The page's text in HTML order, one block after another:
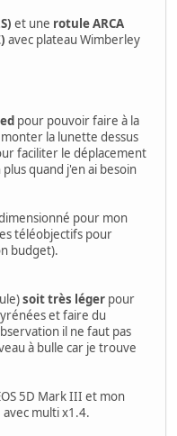
et une rotule ARCA
avec plateau Wimberley
pour pouvoir faire à la
la lunette dessus
faciliter le déplacement
quand j'en ai besoin
pour mon
téléobjectifs pour
budget).
soit très léger pour
et faire du
il ne faut pas
à bulle car je trouve
5D Mark III et mon
multi x1.4.